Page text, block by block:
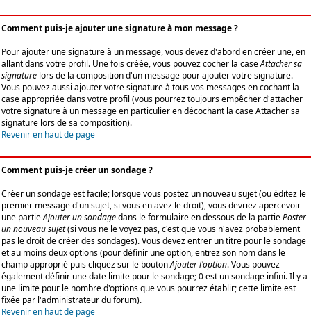
Comment puis-je ajouter une signature à mon message ?
Pour ajouter une signature à un message, vous devez d'abord en créer une, en
allant dans votre profil. Une fois créée, vous pouvez cocher la caseAttacher sa
signature lors de la composition d'un message pour ajouter votre signature.
Vous pouvez aussi ajouter votre signature à tous vos messages en cochant la
case appropriée dans votre profil (vous pourrez toujours empêcher d'attacher
votre signature à un message en particulier en décochant la case Attacher sa
signature lors de sa composition).
Revenir en haut de page
Comment puis-je créer un sondage ?
Créer un sondage est facile; lorsque vous postez un nouveau sujet (ou éditez le
premier message d'un sujet, si vous en avez le droit), vous devriez apercevoir
une partieAjouter un sondagedans le formulaire en dessous de la partiePoster
un nouveau sujet(si vous ne le voyez pas, c'est que vous n'avez probablement
pas le droit de créer des sondages). Vous devez entrer un titre pour le sondage
et au moins deux options (pour définir une option, entrez son nom dans le
champ approprié puis cliquez sur le boutonAjouter l'option. Vous pouvez
également définir une date limite pour le sondage; 0 est un sondage infini. Il y a
une limite pour le nombre d'options que vous pourrez établir; cette limite est
fixée par l'administrateur du forum).
Revenir en haut de page